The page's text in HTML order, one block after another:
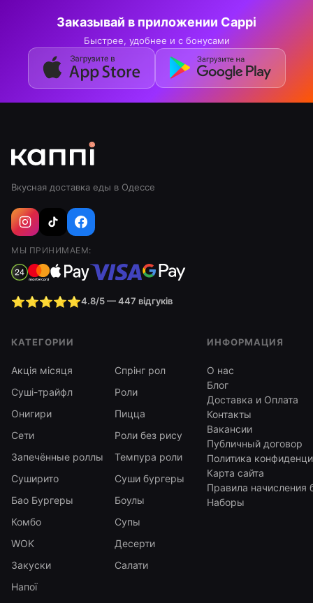
Заказывай в приложении Cappi
Быстрее, удобнее и с бонусами
Вкусная доставка еды в Одессе
МЫ ПРИНИМАЕМ:
⭐⭐⭐⭐⭐4.8/5 — 447 відгуків
КАТЕГОРИИ
Акція місяця
Спрінг рол
Суші-трайфл
Роли
Онигири
Пицца
Сети
Роли без рису
Запечённые роллы
Темпура роли
Суширито
Суши бургеры
Бао Бургеры
Боулы
Комбо
Супы
WOK
Десерти
Закуски
Салати
Напої
ИНФОРМАЦИЯ
О нас
Блог
Доставка и Оплата
Контакты
Вакансии
Публичный договор
Политика
Карта сайта
Правила начисления
Наборы